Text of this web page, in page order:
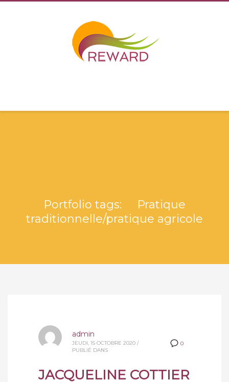
Portfolio tags: Pratique
traditionnelle/pratique agricole
0
admin
JEUDI, 15 OCTOBRE 2020 /
PUBLIÉ DANS
JACQUELINE COTTIER